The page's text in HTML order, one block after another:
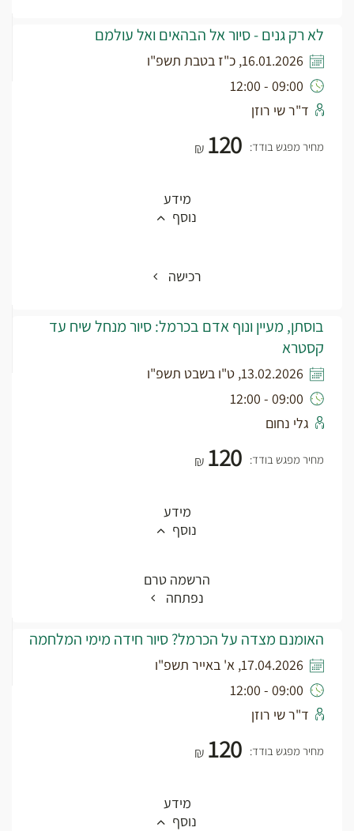
לא רק גנים - סיור אל הבהאים ואל עולמם
16.01.2026, כ"ז בטבת תשפ"ו
09:00 - 12:00
ד"ר שי רוזן
מחיר מפגש בודד: ₪ 120
מידע
נוסף
רכישה
בוסתן, מעיין ונוף אדם בכרמל: סיור מנחל שיח עד
קסטרא
13.02.2026, ט"ו בשבט תשפ"ו
09:00 - 12:00
גלי נחום
מחיר מפגש בודד: ₪ 120
מידע
נוסף
הרשמה טרם
נפתחה
האומנם מצדה על הכרמל? סיור חידה מימי המלחמה
17.04.2026, א' באייר תשפ"ו
09:00 - 12:00
ד"ר שי רוזן
מחיר מפגש בודד: ₪ 120
מידע
נוסף